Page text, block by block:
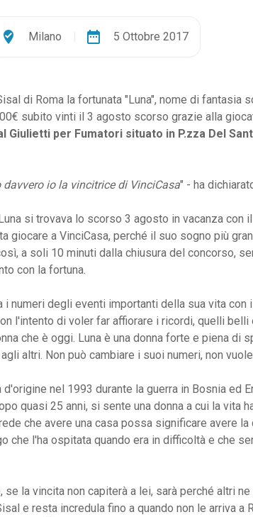
where_to_vote Milano date_range 5 Ottobre 2017
di Roma la fortunata "Luna", nome di fantasia
subito vinti il 3 agosto scorso grazie alla
Giulietti per Fumatori situato in P.zza Del
davvero io la vincitrice di VinciCasa" - ha
si trovava lo scorso 3 agosto in vacanza con
giocare a VinciCasa, perché il suo sogno più
a soli 10 minuti dalla chiusura del concorso,
con la fortuna.
i numeri degli eventi importanti della sua vita con
l'intento di voler far affiorare i ricordi, quelli belli
che è oggi. Luna è una donna forte e piena di
altri. Non può cambiare i suoi numeri, non
nel 1993 durante la guerra in Bosnia ed
quasi 25 anni, si sente una donna a cui la vita
che avere una casa possa significare avere
che l'ha ospitata quando era in difficoltà e che
la vincita non capiterà a lei, sarà perché altri ne
e resta incredula fino a quando non le arriva a